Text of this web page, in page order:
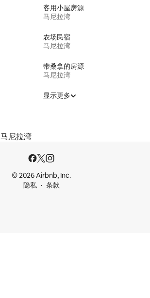
客用小屋房源
马尼拉湾
农场民宿
马尼拉湾
带桑拿的房源
马尼拉湾
显示更多
马尼拉湾
© 2026 Airbnb, Inc.
隐私
条款